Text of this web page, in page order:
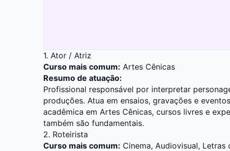
1. Ator / Atriz
Curso mais comum: Artes Cênicas
Resumo de atuação:
Profissional responsável por interpretar
produções. Atua em ensaios, gravações e
acadêmica em Artes Cênicas, cursos livres e
também são fundamentais.
2. Roteirista
Curso mais comum: Cinema, Audiovisual, Letras